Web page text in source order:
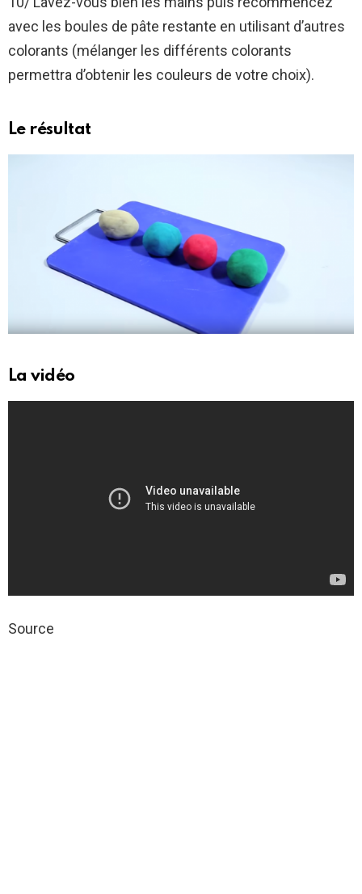
avec les boules de pâte restante en utilisant d’autres
colorants (mélanger les différents colorants
permettra d’obtenir les couleurs de votre choix).
Le résultat
La vidéo
Source